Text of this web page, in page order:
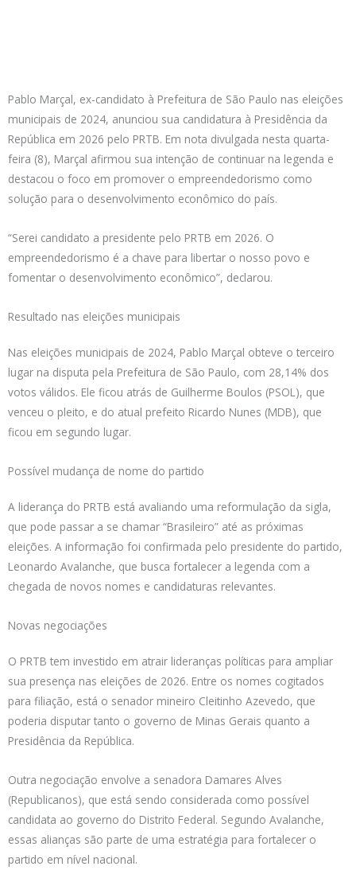
Pablo Marçal, ex-candidato à Prefeitura de São Paulo nas eleições
municipais de 2024, anunciou sua candidatura à Presidência da
República em 2026 pelo PRTB. Em nota divulgada nesta quarta-
feira (8), Marçal afirmou sua intenção de continuar na legenda e
destacou o foco em promover o empreendedorismo como
solução para o desenvolvimento econômico do país.
“Serei candidato a presidente pelo PRTB em 2026. O
empreendedorismo é a chave para libertar o nosso povo e
fomentar o desenvolvimento econômico”, declarou.
Resultado nas eleições municipais
Nas eleições municipais de 2024, Pablo Marçal obteve o terceiro
lugar na disputa pela Prefeitura de São Paulo, com 28,14% dos
votos válidos. Ele ficou atrás de Guilherme Boulos (PSOL), que
venceu o pleito, e do atual prefeito Ricardo Nunes (MDB), que
ficou em segundo lugar.
Possível mudança de nome do partido
A liderança do PRTB está avaliando uma reformulação da sigla,
que pode passar a se chamar “Brasileiro” até as próximas
eleições. A informação foi confirmada pelo presidente do partido,
Leonardo Avalanche, que busca fortalecer a legenda com a
chegada de novos nomes e candidaturas relevantes.
Novas negociações
O PRTB tem investido em atrair lideranças políticas para ampliar
sua presença nas eleições de 2026. Entre os nomes cogitados
para filiação, está o senador mineiro Cleitinho Azevedo, que
poderia disputar tanto o governo de Minas Gerais quanto a
Presidência da República.
Outra negociação envolve a senadora Damares Alves
(Republicanos), que está sendo considerada como possível
candidata ao governo do Distrito Federal. Segundo Avalanche,
essas alianças são parte de uma estratégia para fortalecer o
partido em nível nacional.